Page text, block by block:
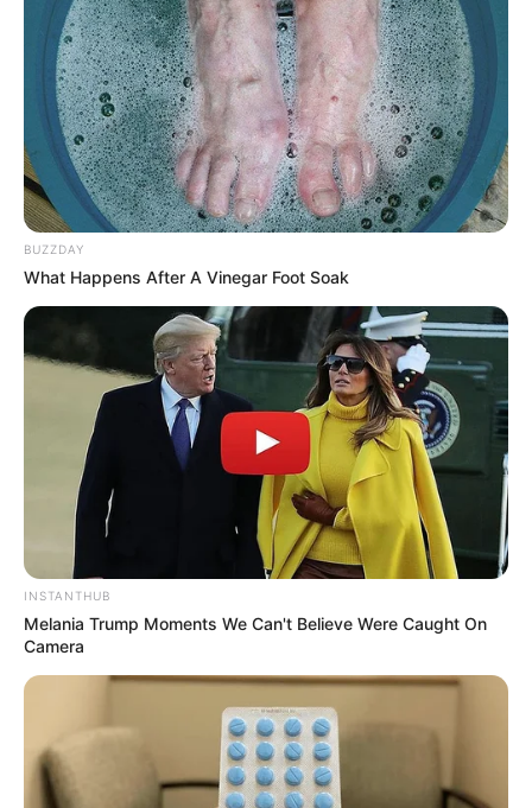
The awesome orange
BUZZDAY
What Happens After A Vinegar Foot Soak
INSTANTHUB
Melania Trump Moments We Can't Believe Were Caught On
Camera